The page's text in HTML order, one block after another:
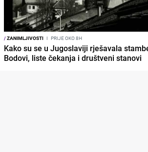
/ZANIMLJIVOSTI I PRIJE OKO 8H
Kako su se u Jugoslaviji rješavala
Bodovi, liste čekanja i društveni stanovi